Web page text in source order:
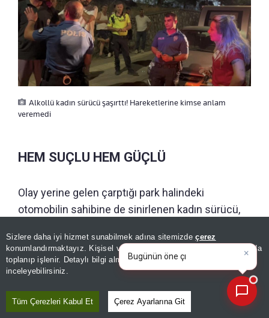
Sizlere daha iyi hizmet sunabilmek adına sitemizdeçerez
konumlandırmaktayız. Kişisel verileriniz, KVKK ve GDPR kapsamında
toplanıp işlenir. Detaylı bilgi almak içinAydınlatma Metnimizi
inceleyebilirsiniz.
Tüm Çerezleri Kabul Et Çerez Ayarlarına Git
Alkollü kadın sürücü şaşırttı! Hareketlerine kimse anlam
veremedi
HEM SUÇLU HEM GÜÇLÜ
Olay yerine gelen çarptığı park halindeki
otomobilin sahibine de sinirlenen kadın sürücü,
diyerek tehditkar ifadeler kullandı.
×
Bugünün öne çıkan manşetleri
ve gelişmeleri neler?